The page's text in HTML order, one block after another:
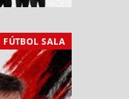
FÚTBOL SALA